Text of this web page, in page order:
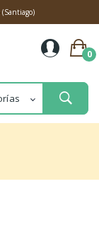
(Santiago)
0